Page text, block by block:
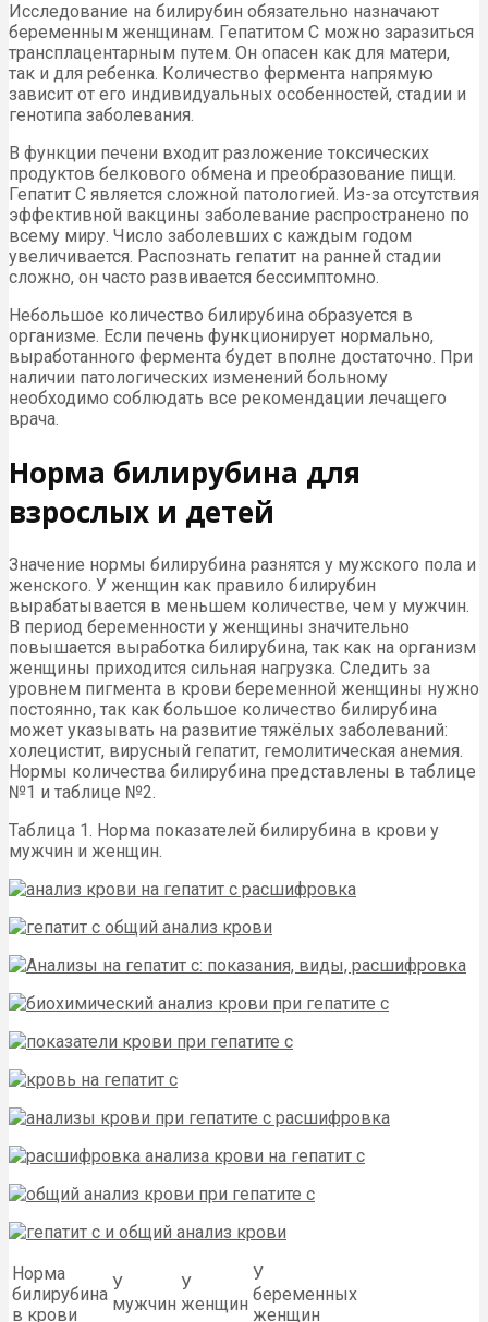
Исследование на билирубин обязательно назначают
беременным женщинам. Гепатитом С можно заразиться
трансплацентарным путем. Он опасен как для матери,
так и для ребенка. Количество фермента напрямую
зависит от его индивидуальных особенностей, стадии и
генотипа заболевания.
В функции печени входит разложение токсических
продуктов белкового обмена и преобразование пищи.
Гепатит С является сложной патологией. Из-за отсутствия
эффективной вакцины заболевание распространено по
всему миру. Число заболевших с каждым годом
увеличивается. Распознать гепатит на ранней стадии
сложно, он часто развивается бессимптомно.
Небольшое количество билирубина образуется в
организме. Если печень функционирует нормально,
выработанного фермента будет вполне достаточно. При
наличии патологических изменений больному
необходимо соблюдать все рекомендации лечащего
врача.
Норма билирубина для
взрослых и детей
Значение нормы билирубина разнятся у мужского пола и
женского. У женщин как правило билирубин
вырабатывается в меньшем количестве, чем у мужчин.
В период беременности у женщины значительно
повышается выработка билирубина, так как на организм
женщины приходится сильная нагрузка. Следить за
уровнем пигмента в крови беременной женщины нужно
постоянно, так как большое количество билирубина
может указывать на развитие тяжёлых заболеваний:
холецистит, вирусный гепатит, гемолитическая анемия.
Нормы количества билирубина представлены в таблице
№1 и таблице №2.
Таблица 1. Норма показателей билирубина в крови у
мужчин и женщин.
Норма
билирубина
в крови
У
мужчин
У
женщин
У
беременных
женщин